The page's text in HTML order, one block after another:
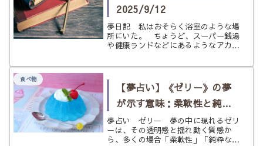
2025/9/12
夢日記 私はおそらく浴室のような場
所にいた。 ちょうど、スーパー銭湯
や健康ランドなどにあるようなアカス
でありながら、施術台のようなベッド
も大丈夫なベッドだ。 そのベッド
に、...
食べ物
【夢占い】《ゼリー》の夢
が示す意味：柔軟性と純粋
な心、そして不安定な状況
夢占い ゼリー 夢の中に現れるゼリ
ーは、その透明感と揺れ動く質感か
ら、多くの場合「柔軟性」「純粋な